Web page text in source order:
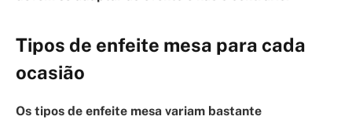
Tipos de enfeite mesa para cada
ocasião
Os tipos de enfeite mesa variam bastante